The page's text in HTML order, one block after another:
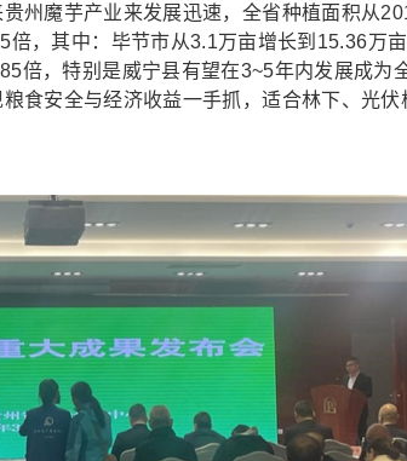
州魔芋产业来发展迅速，全省种植面积从
，其中：毕节市从3.1万亩增长到15.36万
倍，特别是威宁县有望在3~5年内发展成为
食安全与经济收益一手抓，适合林下、光伏